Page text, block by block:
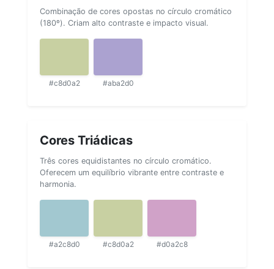
Combinação de cores opostas no círculo cromático
(180º). Criam alto contraste e impacto visual.
#c8d0a2 #aba2d0
Cores Triádicas
Três cores equidistantes no círculo cromático.
Oferecem um equilíbrio vibrante entre contraste e
harmonia.
#a2c8d0 #c8d0a2 #d0a2c8